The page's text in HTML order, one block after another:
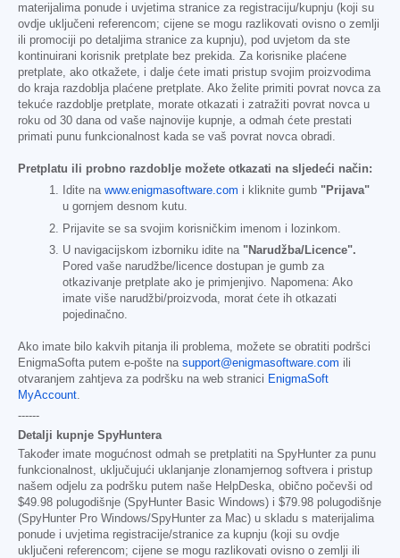
materijalima ponude i uvjetima stranice za registraciju/kupnju (koji su
ovdje uključeni referencom; cijene se mogu razlikovati ovisno o zemlji
ili promociji po detaljima stranice za kupnju), pod uvjetom da ste
kontinuirani korisnik pretplate bez prekida. Za korisnike plaćene
pretplate, ako otkažete, i dalje ćete imati pristup svojim proizvodima
do kraja razdoblja plaćene pretplate. Ako želite primiti povrat novca za
tekuće razdoblje pretplate, morate otkazati i zatražiti povrat novca u
roku od 30 dana od vaše najnovije kupnje, a odmah ćete prestati
primati punu funkcionalnost kada se vaš povrat novca obradi.
Pretplatu ili probno razdoblje možete otkazati na sljedeći način:
Idite na www.enigmasoftware.com i kliknite gumb "Prijava"
u gornjem desnom kutu.
Prijavite se sa svojim korisničkim imenom i lozinkom.
U navigacijskom izborniku idite na "Narudžba/Licence".
Pored vaše narudžbe/licence dostupan je gumb za
otkazivanje pretplate ako je primjenjivo. Napomena: Ako
imate više narudžbi/proizvoda, morat ćete ih otkazati
pojedinačno.
Ako imate bilo kakvih pitanja ili problema, možete se obratiti podršci
EnigmaSofta putem e-pošte na support@enigmasoftware.com ili
otvaranjem zahtjeva za podršku na web stranici EnigmaSoft
MyAccount.
------
Detalji kupnje SpyHuntera
Također imate mogućnost odmah se pretplatiti na SpyHunter za punu
funkcionalnost, uključujući uklanjanje zlonamjernog softvera i pristup
našem odjelu za podršku putem naše HelpDeska, obično počevši od
$49.98 polugodišnje (SpyHunter Basic Windows) i $79.98 polugodišnje
(SpyHunter Pro Windows/SpyHunter za Mac) u skladu s materijalima
ponude i uvjetima registracije/stranice za kupnju (koji su ovdje
uključeni referencom; cijene se mogu razlikovati ovisno o zemlji ili